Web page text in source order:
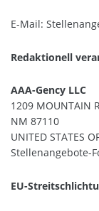
E-Mail:
Redaktionell
AAA-Gency LLC
1209 MOUNTAIN
NM 87110
UNITED STATES
Stellenangebote-
EU-